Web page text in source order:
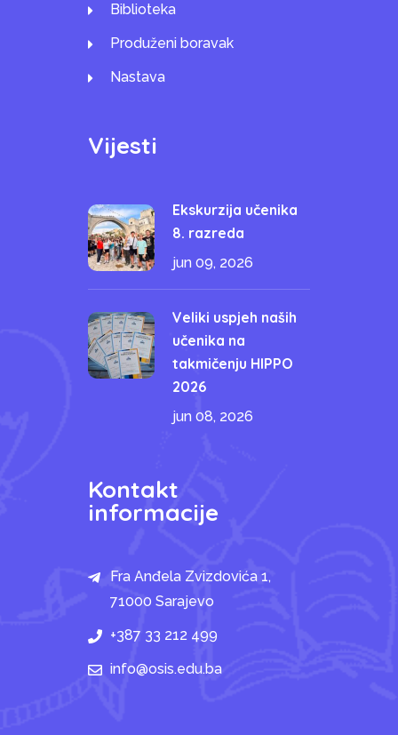
Biblioteka
Produženi boravak
Nastava
Vijesti
Ekskurzija učenika
8. razreda
jun 09, 2026
Veliki uspjeh naših
učenika na
takmičenju HIPPO
2026
jun 08, 2026
Kontakt
informacije
Fra Anđela Zvizdovića 1,
71000 Sarajevo
+387 33 212 499
info@osis.edu.ba